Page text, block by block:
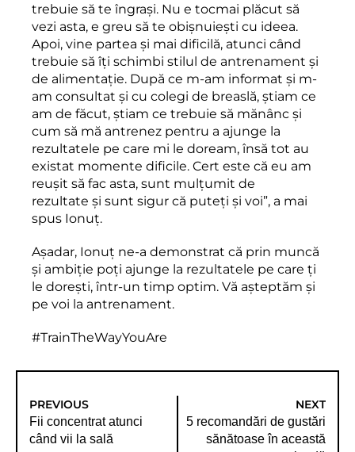
trebuie să te îngrași. Nu e tocmai plăcut să
vezi asta, e greu să te obișnuiești cu ideea.
Apoi, vine partea și mai dificilă, atunci când
trebuie să îți schimbi stilul de antrenament și
de alimentație. După ce m-am informat şi m-
am consultat şi cu colegi de breaslă, știam ce
am de făcut, știam ce trebuie să mănânc şi
cum să mă antrenez pentru a ajunge la
rezultatele pe care mi le doream, însă tot au
existat momente dificile. Cert este că eu am
reușit să fac asta, sunt mulțumit de
rezultate şi sunt sigur că puteţi şi voi”, a mai
spus Ionuț.
Așadar, Ionuț ne-a demonstrat că prin muncă
și ambiție poți ajunge la rezultatele pe care ți
le dorești, într-un timp optim. Vă așteptăm și
pe voi la antrenament.
#TrainTheWayYouAre
PREVIOUS
Fii concentrat atunci
când vii la sală
NEXT
5 recomandări de gustări
sănătoase în această